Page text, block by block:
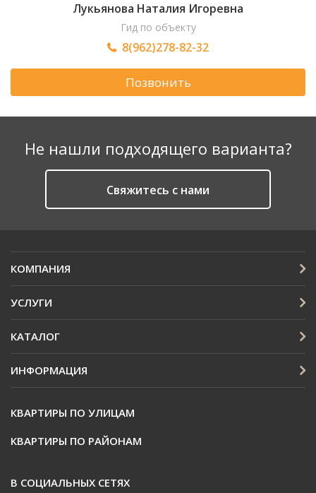
Лукьянова Наталия Игоревна
Гид по объекту
8(962)278-82-32
Позвонить
Не нашли подходящего варианта?
Cвяжитесь с нами
КОМПАНИЯ
УСЛУГИ
КАТАЛОГ
ИНФОРМАЦИЯ
КВАРТИРЫ ПО УЛИЦАМ
КВАРТИРЫ ПО РАЙОНАМ
В СОЦИАЛЬНЫХ СЕТЯХ